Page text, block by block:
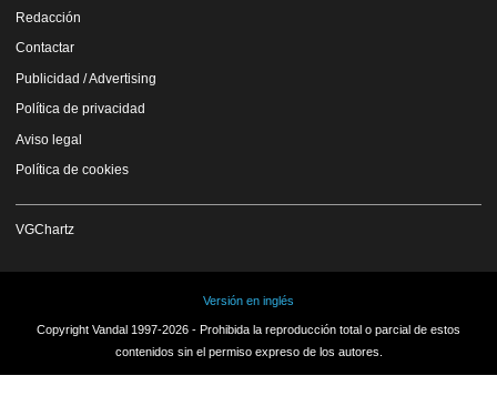
Redacción
Contactar
Publicidad / Advertising
Política de privacidad
Aviso legal
Política de cookies
VGChartz
Versión en inglés
Copyright Vandal 1997-2026 - Prohibida la reproducción total o parcial de estos
contenidos sin el permiso expreso de los autores.